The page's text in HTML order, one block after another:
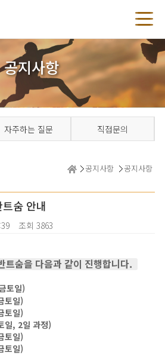
공지사항
자주하는 질문 직접문의
공지사항 공지사항
숨 안내
조회 3863
트숨을 다음과 같이 진행합니다.
토일)
토일)
토일)
일, 2일 과정)
토일)
토일)